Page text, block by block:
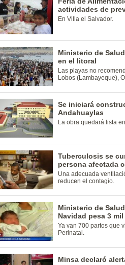
actividades de
En Villa el Salvador.
Ministerio de
en el litoral
Las playas no
Lobos (Lambayeque),
Se iniciará
Andahuaylas
La obra quedará lista
Tuberculosis se
persona afectada
Una adecuada
reducen el contagio.
Ministerio de
Navidad pesa 3
Ya van 700 partos que
Perinatal.
Minsa declaró